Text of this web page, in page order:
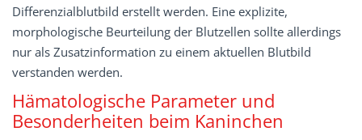
Differenzialblutbild erstellt werden. Eine explizite,
morphologische Beurteilung der Blutzellen sollte allerdings
nur als Zusatzinformation zu einem aktuellen Blutbild
verstanden werden.
Hämatologische Parameter und
Besonderheiten beim Kaninchen